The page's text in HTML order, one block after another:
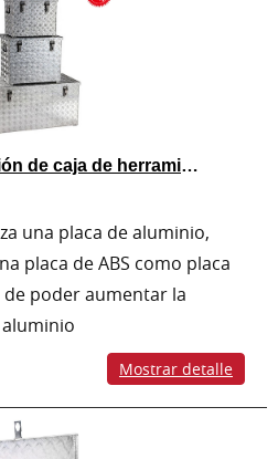
Ventajas de la aplicación de caja de herramientas de aluminio
una placa de aluminio,
placa de ABS como placa
poder aumentar la
Mostrar detalle